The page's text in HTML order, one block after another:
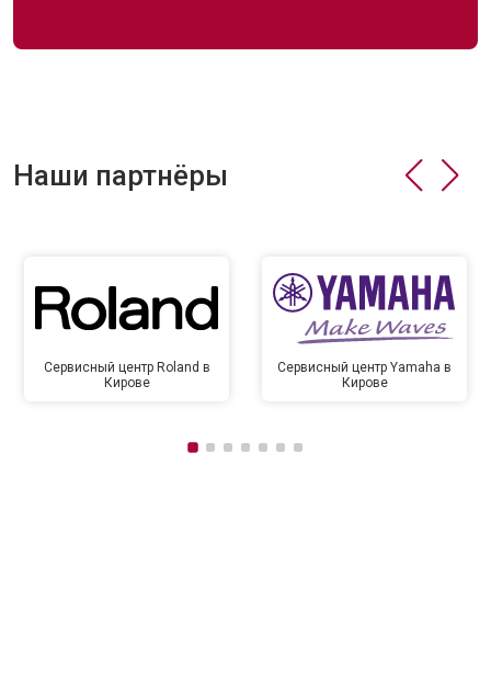
Наши партнёры
Сервисный центр Roland в
Кирове
Сервисный центр Yamaha в
Кирове